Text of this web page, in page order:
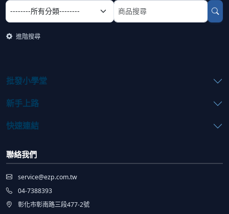
選擇商品分類
搜尋商品關鍵字
進階搜尋
批發小學堂
新手上路
快速連結
聯絡我們
service@ezp.com.tw
04-7388393
彰化市彰南路三段477-2號